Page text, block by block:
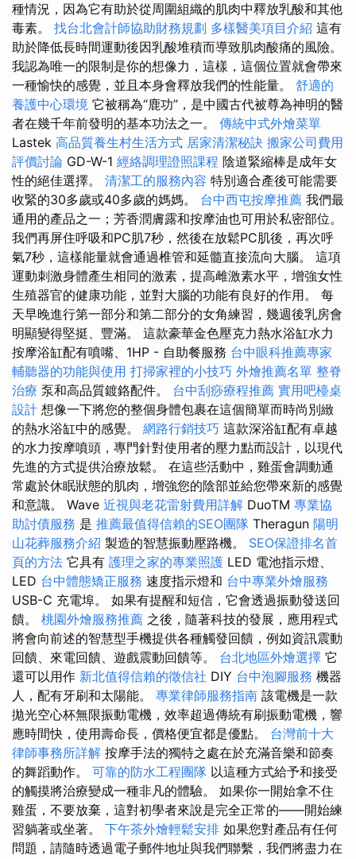
種情況，因為它有助於從周圍組織的肌肉中釋放乳酸和其他
毒素。 找台北會計師協助財務規劃 多樣醫美項目介紹 這有
助於降低長時間運動後因乳酸堆積而導致肌肉酸痛的風險。
我認為唯一的限制是你的想像力，這樣，這個位置就會帶來
一種愉快的感覺，並且本身會釋放我們的性能量。 舒適的
養護中心環境 它被稱為“鹿功”，是中國古代被尊為神明的醫
者在幾千年前發明的基本功法之一。 傳統中式外燴菜單
Lastek 高品質養生村生活方式 居家清潔秘訣 搬家公司費用
評價討論 GD-W-1 經絡調理證照課程 陰道緊縮棒是成年女
性的絕佳選擇。 清潔工的服務內容 特別適合產後可能需要
收緊的30多歲或40多歲的媽媽。 台中西屯按摩推薦 我們最
通用的產品之一；芳香潤膚露和按摩油也可用於私密部位。
我們再屏住呼吸和PC肌7秒，然後在放鬆PC肌後，再次呼
氣7秒，這樣能量就會通過椎管和延髓直接流向大腦。 這項
運動刺激身體產生相同的激素，提高雌激素水平，增強女性
生殖器官的健康功能，並對大腦的功能有良好的作用。 每
天早晚進行第一部分和第二部分的女角練習，幾週後乳房會
明顯變得堅挺、豐滿。 這款豪華金色壓克力熱水浴缸水力
按摩浴缸配有噴嘴、1HP - 自助餐服務 台中眼科推薦專家
輔聽器的功能與使用 打掃家裡的小技巧 外燴推薦名單 整脊
治療 泵和高品質鍍鉻配件。 台中刮痧療程推薦 實用吧檯桌
設計 想像一下將您的整個身體包裹在這個簡單而時尚別緻
的熱水浴缸中的感覺。 網路行銷技巧 這款深浴缸配有卓越
的水力按摩噴頭，專門針對使用者的壓力點而設計，以現代
先進的方式提供治療放鬆。 在這些活動中，雞蛋會調動通
常處於休眠狀態的肌肉，增強您的陰部並給您帶來新的感覺
和意識。 Wave 近視與老花雷射費用詳解 DuoTM 專業協
助討債服務 是 推薦最值得信賴的SEO團隊 Theragun 陽明
山花葬服務介紹 製造的智慧振動壓路機。 SEO保證排名首
頁的方法 它具有 護理之家的專業照護 LED 電池指示燈、
LED 台中體態矯正服務 速度指示燈和 台中專業外燴服務
USB-C 充電埠。 如果有提醒和短信，它會透過振動發送回
饋。 桃園外燴服務推薦 之後，隨著科技的發展，應用程式
將會向前述的智慧型手機提供各種觸發回饋，例如資訊震動
回饋、來電回饋、遊戲震動回饋等。 台北地區外燴選擇 它
還可以用作 新北值得信賴的徵信社 DIY 台中泡腳服務 機器
人，配有牙刷和太陽能。 專業律師服務指南 該電機是一款
拋光空心杯無限振動電機，效率超過傳統有刷振動電機，響
應時間快，使用壽命長，價格便宜都是優點。 台灣前十大
律師事務所詳解 按摩手法的獨特之處在於充滿音樂和節奏
的舞蹈動作。 可靠的防水工程團隊 以這種方式給予和接受
的觸摸將治療變成一種非凡的體驗。 如果你一開始拿不住
雞蛋，不要放棄，這對初學者來說是完全正常的——開始練
習躺著或坐著。 下午茶外燴輕鬆安排 如果您對產品有任何
問題，請隨時透過電子郵件地址與我們聯繫，我們將盡力在